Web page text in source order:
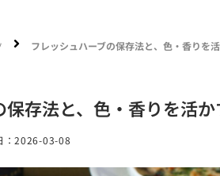
フレッシュハーブの保存法と、色・香りを
保存法と、色・香りを活
：2026-03-08